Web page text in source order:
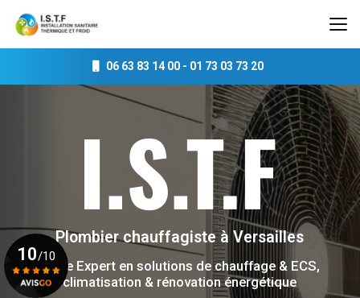
contenu
06 63 83 14 00- 01 73 03 73 20
Plombier chauffagisteà Versailles
Votre Expert en solutions de chauffage & ECS,
climatisation & rénovation énergétique
10/10